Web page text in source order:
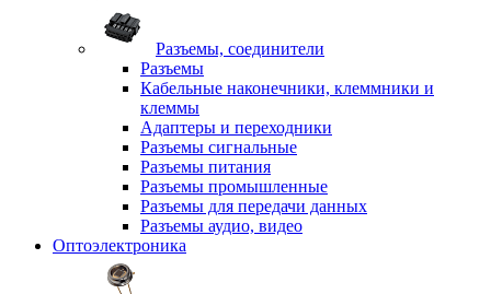
Разъемы, соединители
Разъемы
Кабельные наконечники, клеммники и
клеммы
Адаптеры и переходники
Разъемы сигнальные
Разъемы питания
Разъемы промышленные
Разъемы для передачи данных
Разъемы аудио, видео
Оптоэлектроника